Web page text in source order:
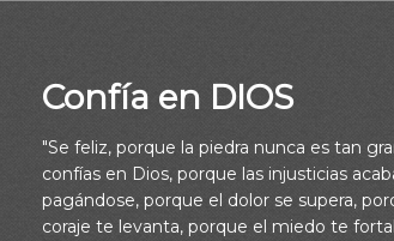
El que quiera hacer la voluntad de Dios,
mi propia
Confía en DIOS
"Se feliz, porque la piedra nunca es tan
confías en Dios, porque las injusticias
pagándose, porque el dolor se supera,
coraje te levanta, porque el miedo te